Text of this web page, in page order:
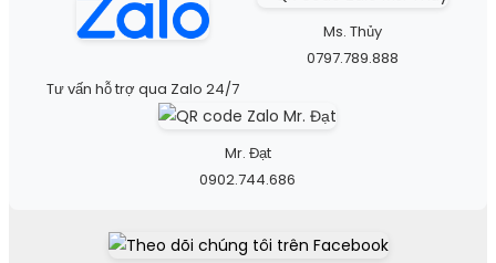
Tư vấn hỗ trợ qua Zalo 24/7
Ms. Thủy
0797.789.888
Mr. Đạt
0902.744.686